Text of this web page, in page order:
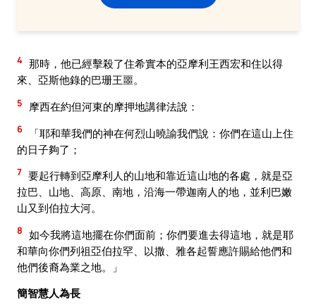
4 那時，他已經擊殺了住希實本的亞摩利王西宏和住以得
來、亞斯他錄的巴珊王噩。
5 摩西在約但河東的摩押地講律法說：
6
「耶和華我們的神在何烈山曉諭我們說：你們在這山上住
的日子夠了；
7 要起行轉到亞摩利人的山地和靠近這山地的各處，就是亞
拉巴、山地、高原、南地，沿海一帶迦南人的地，並利巴嫩
山又到伯拉大河。
8 如今我將這地擺在你們面前；你們要進去得這地，就是耶
和華向你們列祖亞伯拉罕、以撒、雅各起誓應許賜給他們和
他們後裔為業之地。」
簡智慧人為長